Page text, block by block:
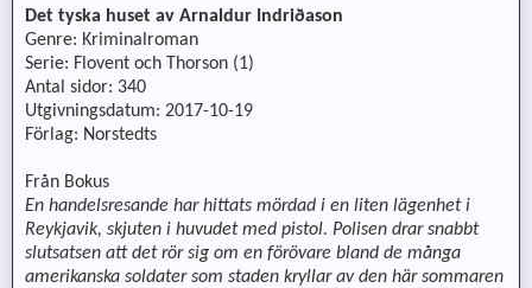
Det tyska huset av Arnaldur Indriðason
Genre: Kriminalroman
Serie: Flovent och Thorson (1)
Antal sidor: 340
Utgivningsdatum: 2017-10-19
Förlag: Norstedts
Från Bokus
En handelsresande har hittats mördad i en liten lägenhet i
Reykjavik, skjuten i huvudet med pistol. Polisen drar snabbt
slutsatsen att det rör sig om en förövare bland de många
amerikanska soldater som staden kryllar av den här sommaren